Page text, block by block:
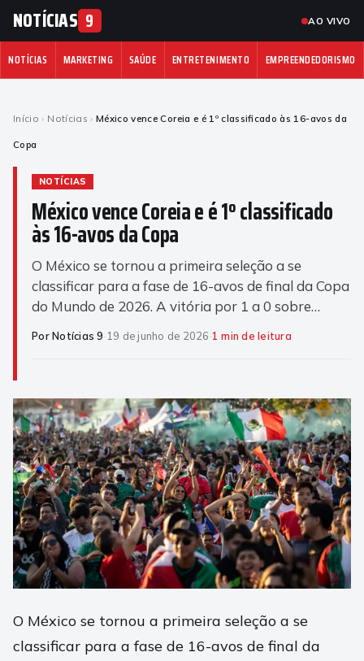
NOTÍCIAS 9 AO VIVO
NOTÍCIAS MARKETING SAÚDE ENTRETENIMENTO EMPREENDEDORISMO
Início › Notícias › México vence Coreia e é 1º classificado às 16-avos da
Copa
NOTÍCIAS
México vence Coreia e é 1º classificado
às 16-avos da Copa
O México se tornou a primeira seleção a se
classificar para a fase de 16-avos de final da Copa
do Mundo de 2026. A vitória por 1 a 0 sobre…
Por Notícias 9·19 de junho de 2026·1 min de leitura
O México se tornou a primeira seleção a se
classificar para a fase de 16-avos de final da